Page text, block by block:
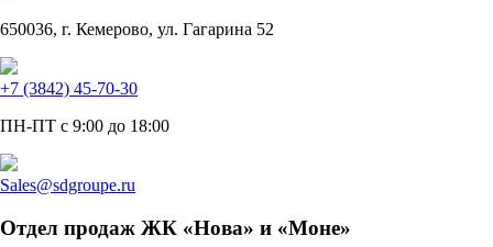
650036, г. Кемерово, ул. Гагарина 52
+7 (3842) 45-70-30
ПН-ПТ с 9:00 до 18:00
Sales@sdgroupe.ru
Отдел продаж ЖК «Нова» и «Моне»